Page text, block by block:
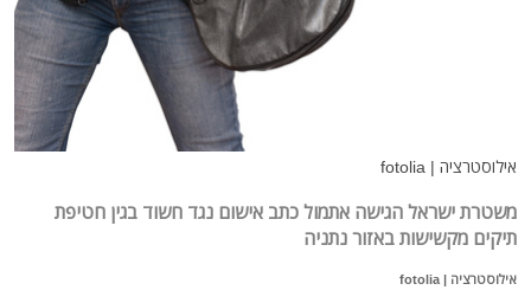
אילוסטרציה | fotolia
משטרת ישראל הגישה אתמול כתב אישום נגד חשוד בגין חטיפת
תיקים מקשישות באזור נתניה
אילוסטרציה | fotolia